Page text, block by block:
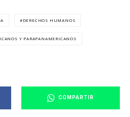
DERECHOS HUMANOS
Y PARAPANAMERICANOS
COMPARTIR